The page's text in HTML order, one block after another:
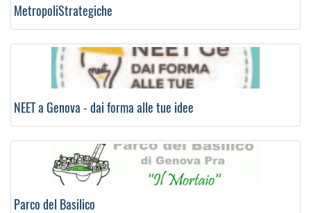
MetropoliStrategiche
NEET a Genova - dai forma alle tue idee
Parco del Basilico